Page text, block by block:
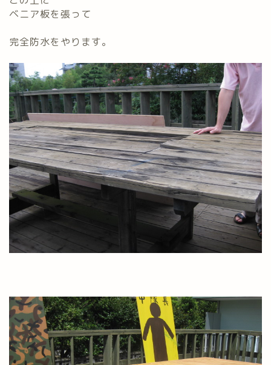
ベニア板を張って
完全防水をやります。